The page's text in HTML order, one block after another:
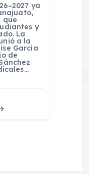
ya
que
y
La
a la
García
de